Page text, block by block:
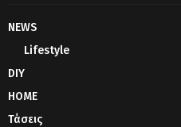
NEWS
Lifestyle
DIY
HOME
Τάσεις